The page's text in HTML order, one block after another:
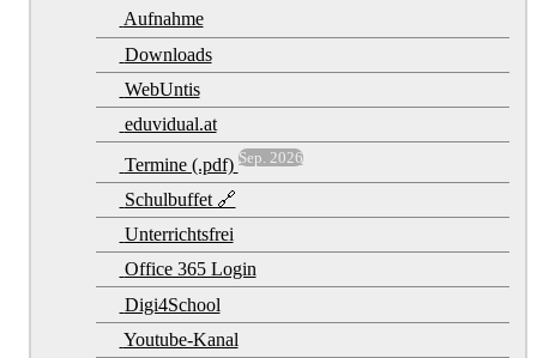
Aufnahme
Downloads
WebUntis
eduvidual.at
Termine (.pdf) Sep. 2026
Schulbuffet 🔗
Unterrichtsfrei
Office 365 Login
Digi4School
Youtube-Kanal